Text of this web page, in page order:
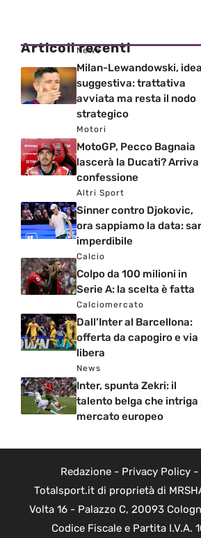
Articoli recenti
News
Milan-Lewandowski, idea
suggestiva: trattativa
avviata ma resta il nodo
strategico
Motori
MotoGP, Pecco Bagnaia
lascerà la Ducati? Arriva
confessione
Altri Sport
Sinner contro Djokovic,
ora sappiamo la data:
imperdibile
Calcio
Colpo da 100 milioni in
Serie A: la scelta è fatta
Calciomercato
Dall’Inter al Barcellona:
offerta da capogiro e via
libera
News
Inter, spunta Zekri: il
talento belga che intriga
mercato europeo
Redazione- Privacy Policy-
Totalsport.it di proprietà di
Volta 16 - Palazzo C, 20093
Codice Fiscale e Partita I.V.A.